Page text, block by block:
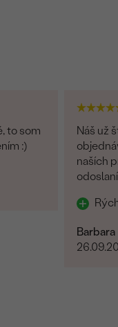
to som
:)
Náš už
naších
Barbara